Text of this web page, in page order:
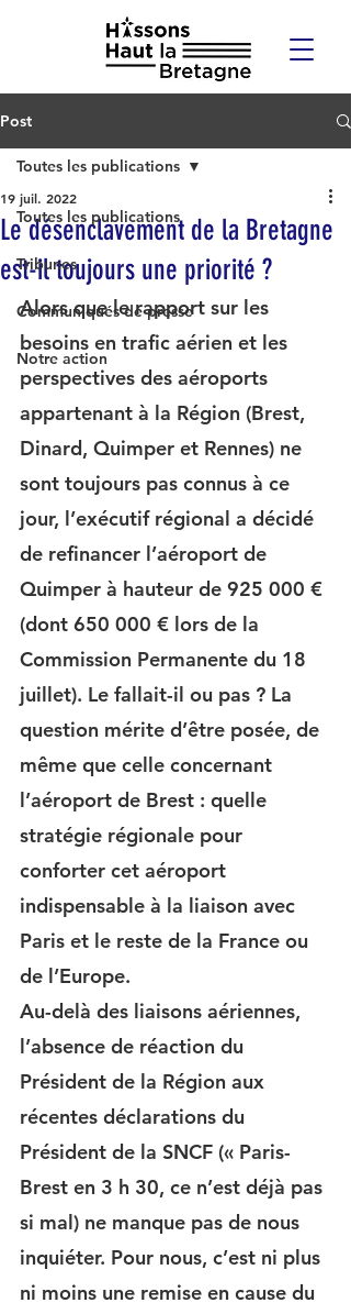
Post
Toutes les publications
Tribunes
Communiqués de presse
Notre action
Toutes les publications
Le désenclavement de la Bretagne
est-il toujours une priorité ?
19 juil. 2022
Alors que le rapport sur les
besoins en trafic aérien et les
perspectives des aéroports
appartenant à la Région (Brest,
Dinard, Quimper et Rennes) ne
sont toujours pas connus à ce
jour, l’exécutif régional a décidé
de refinancer l’aéroport de
Quimper à hauteur de 925 000 €
(dont 650 000 € lors de la
Commission Permanente du 18
juillet). Le fallait-il ou pas ? La
question mérite d’être posée, de
même que celle concernant
l’aéroport de Brest : quelle
stratégie régionale pour
conforter cet aéroport
indispensable à la liaison avec
Paris et le reste de la France ou
de l’Europe.
Au-delà des liaisons aériennes,
l’absence de réaction du
Président de la Région aux
récentes déclarations du
Président de la SNCF (« Paris-
Brest en 3 h 30, ce n’est déjà pas
si mal) ne manque pas de nous
inquiéter. Pour nous, c’est ni plus
ni moins une remise en cause du